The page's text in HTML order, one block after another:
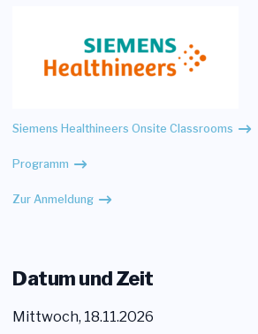
Siemens Healthineers Onsite Classrooms
Programm
Zur Anmeldung
Datum und Zeit
Mittwoch, 18.11.2026